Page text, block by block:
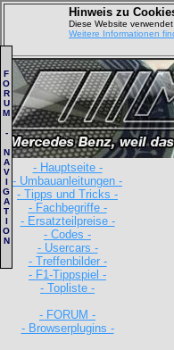
Hinweis zu
Diese Website
Weitere Informationen
- Hauptseite -
- Umbauanleitungen -
- Tipps und Tricks -
- Fachbegriffe -
- Ersatzteilpreise -
- Codes -
- Usercars -
- Treffenbilder -
- F1-Tippspiel -
- Topliste -
- FORUM -
- Browserplugins -
F
O
R
U
M
-
N
A
V
I
G
A
T
I
O
N